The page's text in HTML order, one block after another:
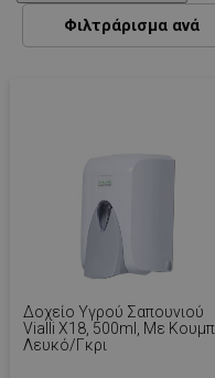
Φιλτράρισμα ανά
Δοχείο Υγρού Σαπουνιού
Vialli X18, 500ml, Με
Λευκό/Γκρι